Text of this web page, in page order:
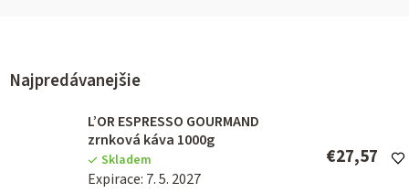
Najpredávanejšie
L’OR ESPRESSO GOURMAND
zrnková káva 1000g
Skladem
Expirace: 7. 5. 2027
€27,57